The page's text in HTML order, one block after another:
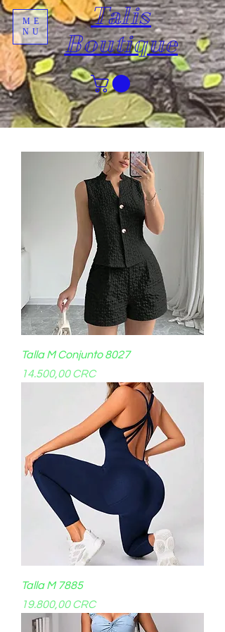
Talis
Boutique
ME
NU
Talla M Conjunto 8027
Precio
14.500,00 CRC
Talla M 7885
Precio
19.800,00 CRC